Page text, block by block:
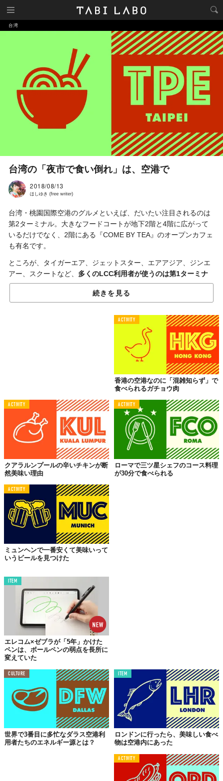
台湾
台湾の「夜市で食い倒れ」は、空港で
2018/08/13
ほしゆき (free writer)
台湾・桃園国際空港のグルメといえば、だいたい注目されるのは
第2ターミナル。大きなフードコートが地下2階と4階に広がって
いるだけでなく、2階にある『COME BY TEA』のオープンカフェ
も有名です。
ところが、タイガーエア、ジェットスター、エアアジア、ジンエ
アー、スクートなど、 多くのLCC利用者が使うのは第1ターミナ
ル。日本から3時間以内で行ける国だからこそ、LCCを使う人も多
いはず。乗り継ぎだって、格安ですし。けれど安いかわりに、ト
安く賢い旅をするなら、むしろ第1ターミナルの“美味しい情報”を
握っていることが重要なのです。桃園国際空港での
トランジット
夜市のようなフードコートで食い倒れ！
空港で食い倒れるって最高……。
第1ターミナルにあるフードコートは、台湾各地に店舗をもつ食品
専門店『新東陽』がマネジメントしているという
場（新東陽フードコート）』
台湾料理店やタピオカ専門店はもちろん、ベーカリー、中華、ハ
ンバーガーショップなど10店舗以上がぎゅっと集まっています。
美味しい匂いが漂っているし、目移りしてしまうけれど、まずは
これ、『熊厚呷』の名物のフライドチキン。そして生ビール！
続きを見る
ACTIVITY
香港の空港なのに「混雑知らず」で
食べられるガチョウ肉
ACTIVITY
クアラルンプールの辛いチキンが断
然美味い理由
ACTIVITY
ローマで三ツ星シェフのコース料理
が30分で食べられる
ACTIVITY
ミュンヘンで一番安くて美味いって
いうビールを見つけた
ITEM
エレコム×ゼブラが「5年」かけた
ペンは、ボールペンの弱点を長所に
変えていた
CULTURE
世界で3番目に多忙なダラス空港利
用者たちのエネルギー源とは？
ITEM
ロンドンに行ったら、美味しい食べ
物は空港内にあった
ACTIVITY